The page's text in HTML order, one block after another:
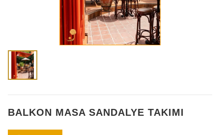
BALKON MASA SANDALYE TAKIMI